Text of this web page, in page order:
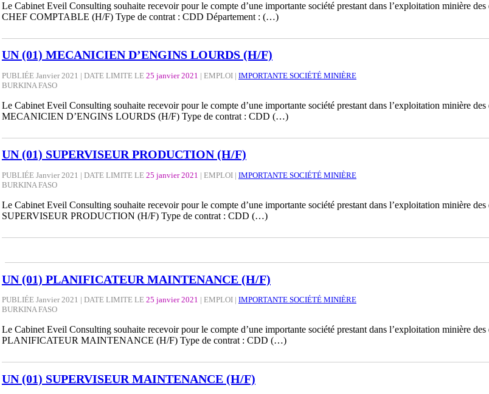
Le Cabinet Eveil Consulting souhaite recevoir pour le compte d’une importante société prestant dans l’exploitation minière des
CHEF COMPTABLE (H/F) Type de contrat : CDD Département : (…)
UN (01) MECANICIEN D’ENGINS LOURDS (H/F)
PUBLIÉE Janvier 2021 | DATE LIMITE LE 25 janvier 2021 | EMPLOI | IMPORTANTE SOCIÉTÉ MINIÈRE
BURKINA FASO
Le Cabinet Eveil Consulting souhaite recevoir pour le compte d’une importante société prestant dans l’exploitation minière des
MECANICIEN D’ENGINS LOURDS (H/F) Type de contrat : CDD (…)
UN (01) SUPERVISEUR PRODUCTION (H/F)
PUBLIÉE Janvier 2021 | DATE LIMITE LE 25 janvier 2021 | EMPLOI | IMPORTANTE SOCIÉTÉ MINIÈRE
BURKINA FASO
Le Cabinet Eveil Consulting souhaite recevoir pour le compte d’une importante société prestant dans l’exploitation minière
SUPERVISEUR PRODUCTION (H/F) Type de contrat : CDD (…)
UN (01) PLANIFICATEUR MAINTENANCE (H/F)
PUBLIÉE Janvier 2021 | DATE LIMITE LE 25 janvier 2021 | EMPLOI | IMPORTANTE SOCIÉTÉ MINIÈRE
BURKINA FASO
Le Cabinet Eveil Consulting souhaite recevoir pour le compte d’une importante société prestant dans l’exploitation minière des
PLANIFICATEUR MAINTENANCE (H/F) Type de contrat : CDD (…)
UN (01) SUPERVISEUR MAINTENANCE (H/F)